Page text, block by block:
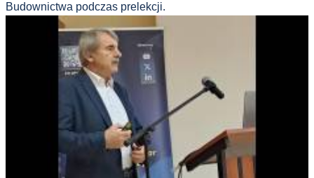
Budownictwa podczas prelekcji.